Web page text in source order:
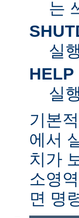
는
실
HELP
실
기본
에서
치가
소영
면 명